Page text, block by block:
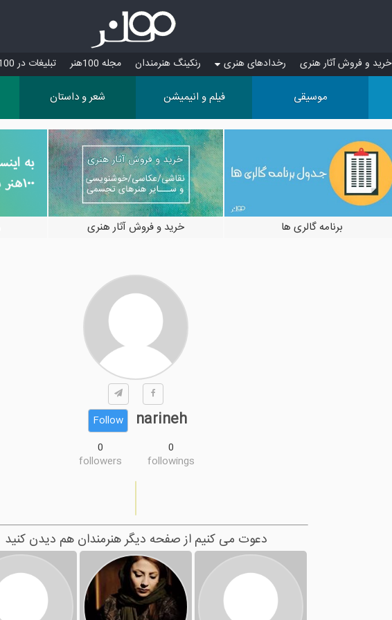
خرید و فروش آثار هنری رخدادهای هنری رنکینگ هنرمندان مجله 100هنر تبلیغات در 100هنر
موسیقی فیلم و انیمیشن شعر و داستان
خرید و فروش آثار هنری برنامه گالری ها
narineh
Follow
0
followings
0
followers
دعوت می کنیم از صفحه دیگر هنرمندان هم دیدن کنید